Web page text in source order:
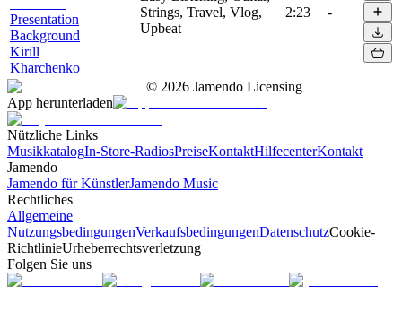
Presentation
Background
Kirill
Kharchenko
Strings, Travel, Vlog,
Upbeat
2:23 -
© 2026 Jamendo Licensing
App herunterladen
Nützliche Links
MusikkatalogIn-Store-RadiosPreiseKontaktHilfecenterKontakt
Jamendo
Jamendo für KünstlerJamendo Music
Rechtliches
Allgemeine
NutzungsbedingungenVerkaufsbedingungenDatenschutzCookie-
RichtlinieUrheberrechtsverletzung
Folgen Sie uns